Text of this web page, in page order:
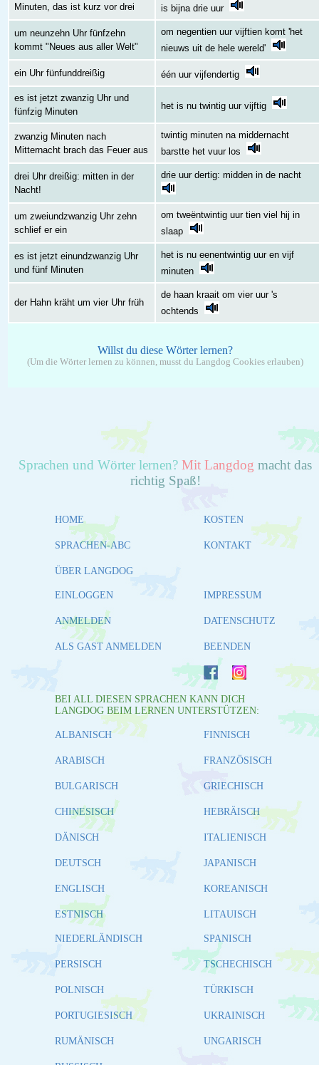
Minuten, das ist kurz vor drei
is bijna drie uur
um neunzehn Uhr fünfzehn
kommt "Neues aus aller Welt"
om negentien uur vijftien komt 'het
nieuws uit de hele wereld'
ein Uhr fünfunddreißig één uur vijfendertig
es ist jetzt zwanzig Uhr und
fünfzig Minuten
het is nu twintig uur vijftig
zwanzig Minuten nach
Mitternacht brach das Feuer aus
twintig minuten na middernacht
barstte het vuur los
drei Uhr dreißig: mitten in der
Nacht!
drie uur dertig: midden in de nacht
um zweiundzwanzig Uhr zehn
schlief er ein
om tweëntwintig uur tien viel hij in
slaap
es ist jetzt einundzwanzig Uhr
und fünf Minuten
het is nu eenentwintig uur en vijf
minuten
der Hahn kräht um vier Uhr früh
de haan kraait om vier uur 's
ochtends
Willst du diese Wörter lernen?
(Um die Wörter lernen zu können, musst du Langdog Cookies erlauben)
Sprachen und Wörter lernen? Mit Langdog macht das
richtig Spaß!
HOME
SPRACHEN-ABC
ÜBER LANGDOG
KOSTEN
KONTAKT
EINLOGGEN
ANMELDEN
ALS GAST ANMELDEN
IMPRESSUM
DATENSCHUTZ
BEENDEN
BEI ALL DIESEN SPRACHEN KANN DICH
LANGDOG BEIM LERNEN UNTERSTÜTZEN:
ALBANISCH
ARABISCH
BULGARISCH
CHINESISCH
DÄNISCH
DEUTSCH
ENGLISCH
ESTNISCH
FINNISCH
FRANZÖSISCH
GRIECHISCH
HEBRÄISCH
ITALIENISCH
JAPANISCH
KOREANISCH
LITAUISCH
NIEDERLÄNDISCH
PERSISCH
POLNISCH
PORTUGIESISCH
RUMÄNISCH
SPANISCH
TSCHECHISCH
TÜRKISCH
UKRAINISCH
UNGARISCH